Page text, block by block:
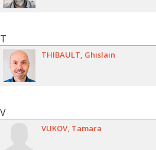
T
THIBAULT Ghislain
V
VUKOV Tamara